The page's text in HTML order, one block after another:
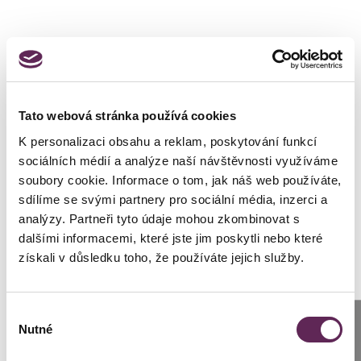
Tato webová stránka používá cookies
K personalizaci obsahu a reklam, poskytování funkcí
sociálních médií a analýze naší návštěvnosti využíváme
soubory cookie. Informace o tom, jak náš web používáte,
sdílíme se svými partnery pro sociální média, inzerci a
analýzy. Partneři tyto údaje mohou zkombinovat s
dalšími informacemi, které jste jim poskytli nebo které
získali v důsledku toho, že používáte jejich služby.
souhlasu
Nutné
Kontaktierien Sie ihren
persönlichen Koordinator
Lenka Černická Špálová
Kundenkoordinator Klinik Prag
cernicka@medicomclinic.cz